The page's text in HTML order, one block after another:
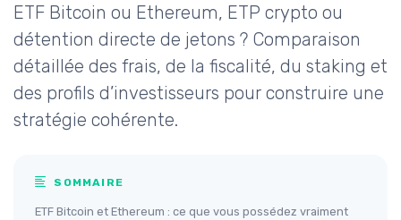
ETF Bitcoin ou Ethereum, ETP crypto ou
détention directe de jetons ? Comparaison
détaillée des frais, de la fiscalité, du staking et
des profils d’investisseurs pour construire une
stratégie cohérente.
SOMMAIRE
ETF Bitcoin et Ethereum : ce que vous possédez vraiment